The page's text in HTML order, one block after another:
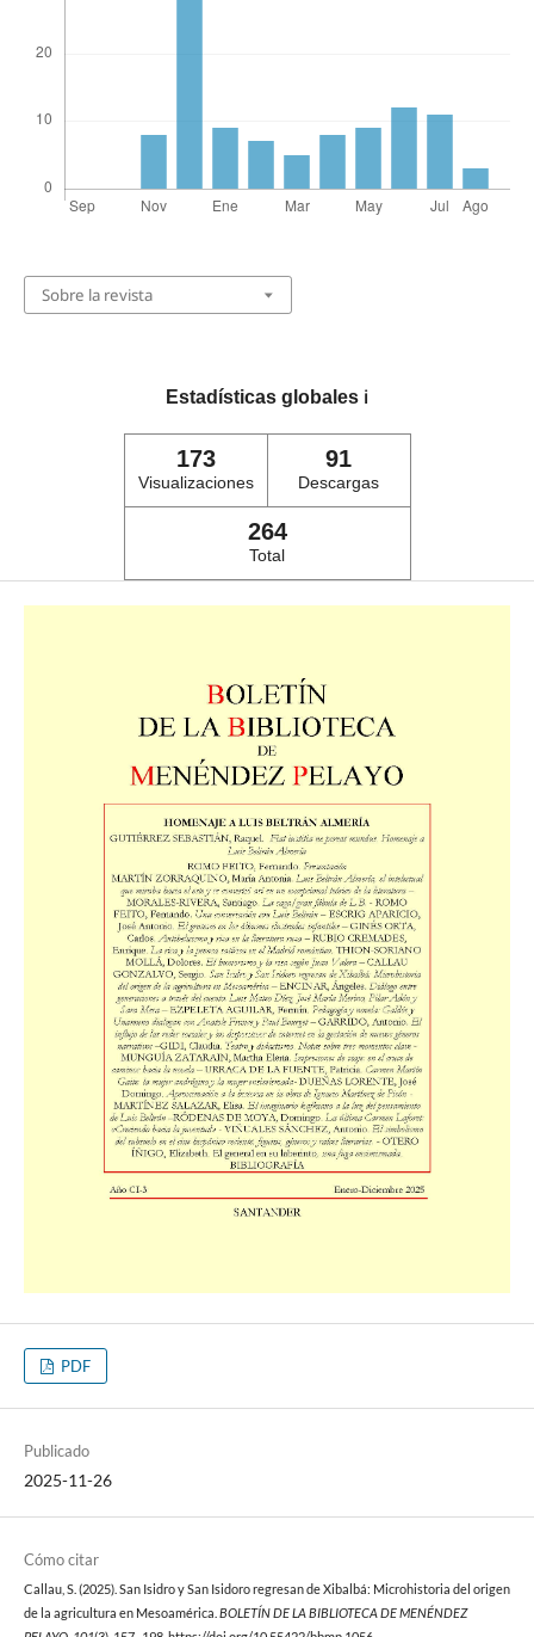
Sobre la revista
Estadísticas globales ℹ️
173
Visualizaciones
91
Descargas
264
Total
PDF
Publicado
2025-11-26
Cómo citar
Callau, S. (2025). San Isidro y San Isidoro regresan de Xibalbá: Microhistoria del origen
de la agricultura en Mesoamérica. BOLETÍN DE LA BIBLIOTECA DE MENÉNDEZ